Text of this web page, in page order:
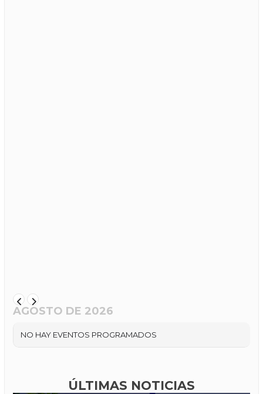
AGOSTO DE 2026
NO HAY EVENTOS PROGRAMADOS
ÚLTIMAS NOTICIAS